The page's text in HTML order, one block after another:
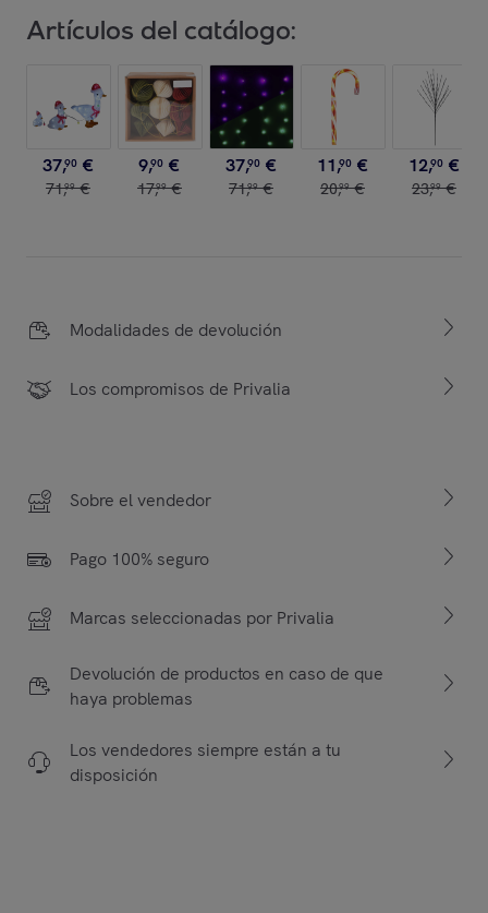
Artículos del catálogo:
37,90 €
71,99 €
9,90 €
17,99 €
37,90 €
71,99 €
11,90 €
20,99 €
12,90 €
23,99 €
Modalidades de devolución
Los compromisos de Privalia
Sobre el vendedor
Pago 100% seguro
Marcas seleccionadas por Privalia
Devolución de productos en caso de que
haya problemas
Los vendedores siempre están a tu
disposición